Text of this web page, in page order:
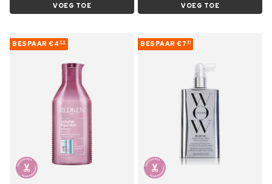
VOEG TOE VOEG TOE
BESPAAR €4 56 BESPAAR €7 41